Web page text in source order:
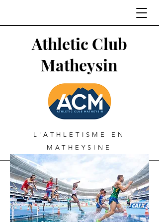
Athletic Club
Matheysin
L'ATHLETISME EN
MATHEYSINE